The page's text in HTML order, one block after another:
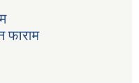
फाराम